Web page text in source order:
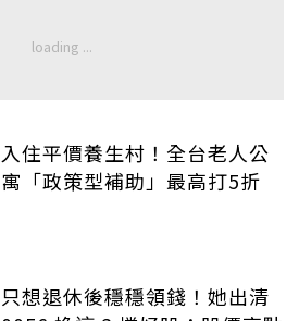
入住平價養生村！全台老人公
寓「政策型補助」最高打5折
只想退休後穩穩領錢！她出清